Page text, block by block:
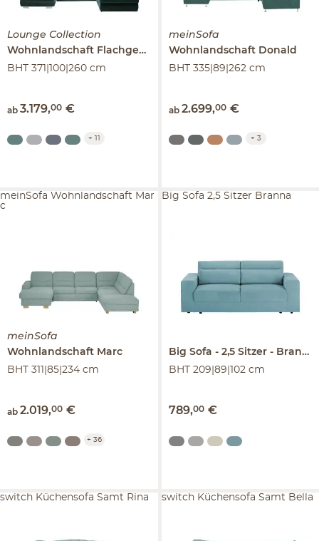
Lounge Collection
Wohnlandschaft Flachgewebe
Affair
BHT 371|100|260 cm
ab 3.179,00 €
+ 11
meinSofa
Wohnlandschaft Donald
BHT 335|89|262 cm
ab 2.699,00 €
+ 3
meinSofa
Wohnlandschaft Marc
BHT 311|85|234 cm
ab 2.019,00 €
meinSofa Wohnlandschaft Mar
c
+ 36
Big Sofa 2,5 Sitzer
Branna
BHT 209|89|102 cm
789,00 €
Big Sofa 2,5 Sitzer Branna
switch Küchensofa Samt Rina switch Küchensofa Samt Bella